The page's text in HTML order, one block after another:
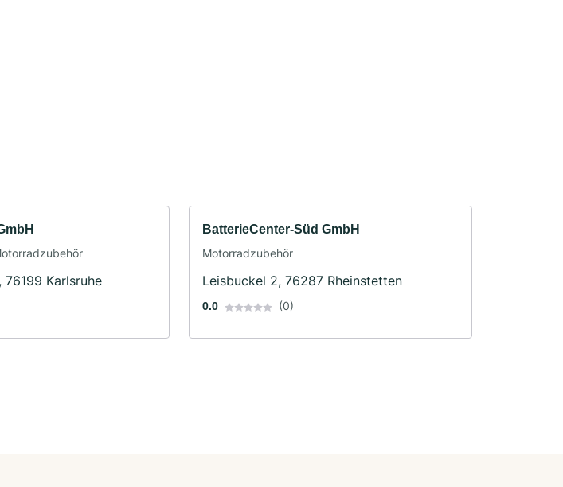
Karlsruhe
BatterieCenter-Süd GmbH
Motorradzubehör
Leisbuckel 2, 76287 Rheinstetten
0.0 (0)